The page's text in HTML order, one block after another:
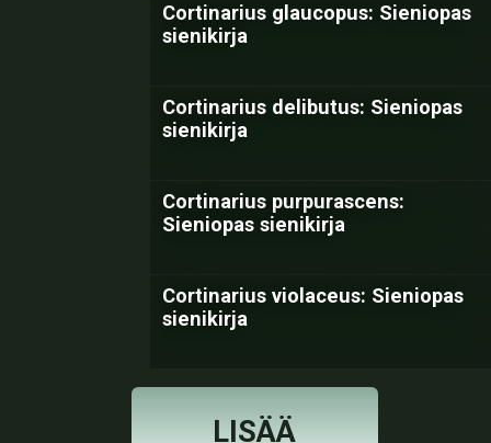
Cortinarius glaucopus: Sieniopas
sienikirja
Cortinarius delibutus: Sieniopas
sienikirja
Cortinarius purpurascens:
Sieniopas sienikirja
Cortinarius violaceus: Sieniopas
sienikirja
LISÄÄ